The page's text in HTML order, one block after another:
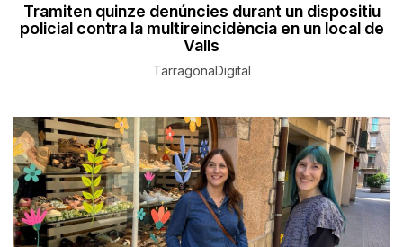
Tramiten quinze denúncies durant un dispositiu
policial contra la multireincidència en un local de
Valls
TarragonaDigital